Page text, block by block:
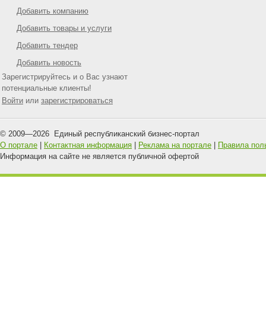
Добавить компанию
Добавить товары и услуги
Добавить тендер
Добавить новость
Зарегистрируйтесь и о Вас узнают
потенциальные клиенты!
Войти или зарегистрироваться
© 2009—2026 Единый республиканский бизнес-портал
О портале
Контактная информация Реклама на портале
Правила
Информация на сайте не является публичной офертой